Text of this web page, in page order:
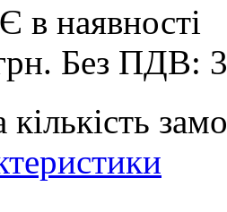
Є в наявності
Без ПДВ: